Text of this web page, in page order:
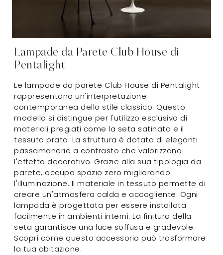
Lampade da Parete Club House di
Pentalight
Le lampade da parete Club House di Pentalight
rappresentano un'interpretazione
contemporanea dello stile classico. Questo
modello si distingue per l'utilizzo esclusivo di
materiali pregiati come la seta satinata e il
tessuto prato. La struttura è dotata di eleganti
passamanerie a contrasto che valorizzano
l'effetto decorativo. Grazie alla sua tipologia da
parete, occupa spazio zero migliorando
l'illuminazione. Il materiale in tessuto permette di
creare un'atmosfera calda e accogliente. Ogni
lampada è progettata per essere installata
facilmente in ambienti interni. La finitura della
seta garantisce una luce soffusa e gradevole.
Scopri come questo accessorio può trasformare
la tua abitazione.